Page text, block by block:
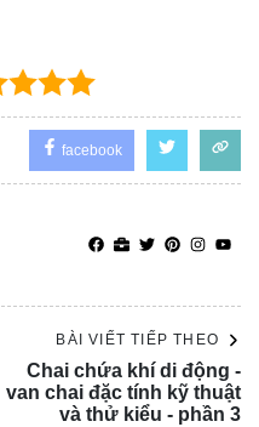
facebook
BÀI VIẾT TIẾP THEO
Chai chứa khí di động -
van chai đặc tính kỹ thuật
và thử kiểu - phần 3